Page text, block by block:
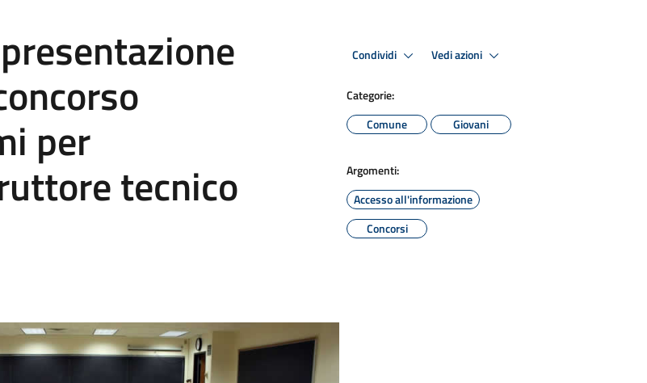
per
tecnico
Condividi Vedi azioni
Categorie:
Comune
Giovani
Argomenti:
Accesso all'informazione
Concorsi